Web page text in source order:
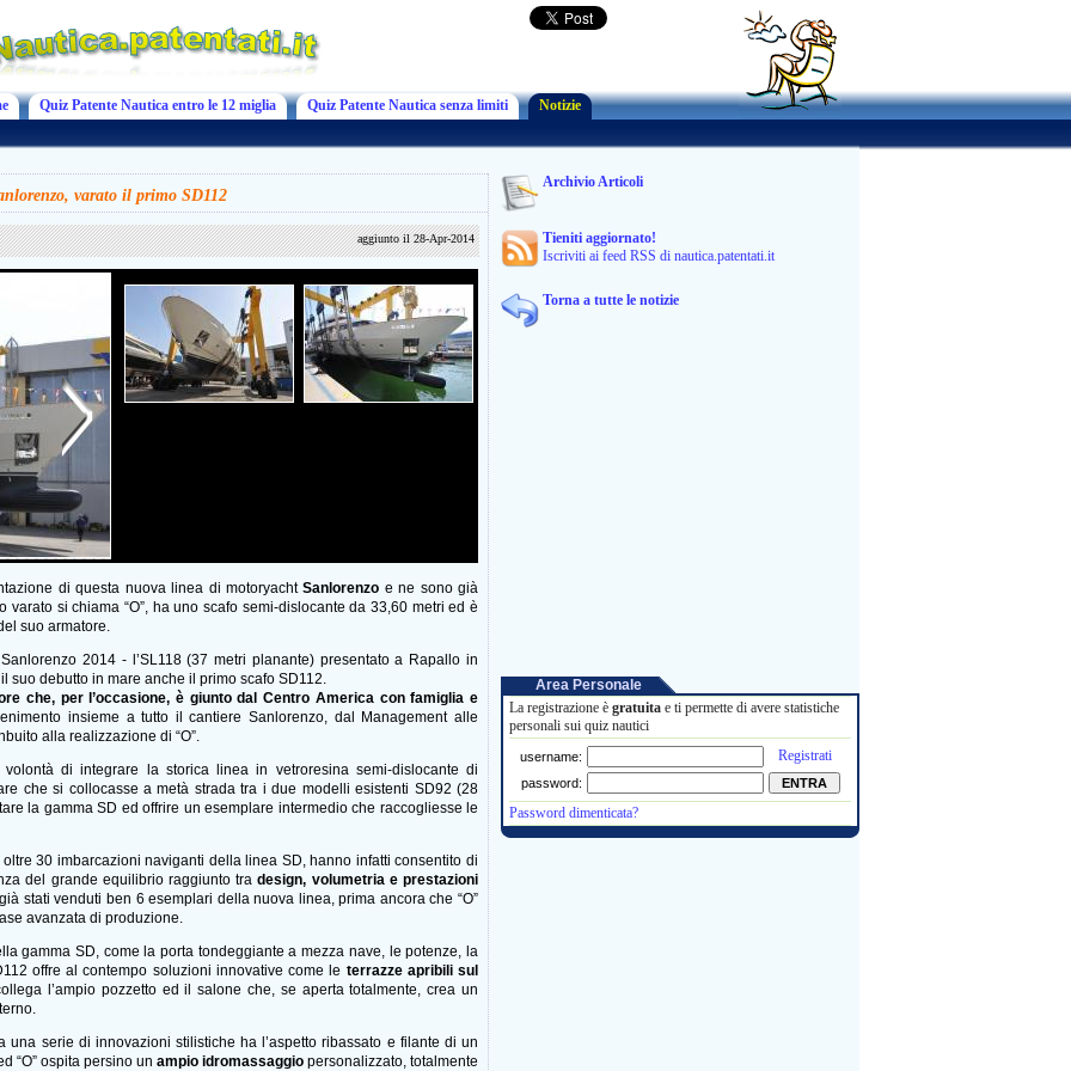
Quiz Patente Nautica entro le 12 miglia Quiz Patente Nautica senza limiti Notizie
Archivio Articoli
Tieniti aggiornato!
Iscriviti ai feed RSS di nautica.patentati.it
Torna a tutte le notizie
Area Personale
La registrazione è gratuita e ti permette di avere statistiche
personali sui quiz nautici
username: Registrati
password:
Password dimenticata?
varato il primo SD112
aggiunto il 28-Apr-2014
di questa nuova linea di motoryachtSanlorenzo e ne sono già
si chiama “O”, ha uno scafo semi-dislocante da 33,60 metri ed è
suo armatore.
2014 - l’SL118 (37 metri planante) presentato a Rapallo in
suo debutto in mare anche il primo scafo SD112.
che, per l’occasione, è giunto dal Centro America con famiglia e
insieme a tutto il cantiere Sanlorenzo, dal Management alle
alla realizzazione di “O”.
di integrare la storica linea in vetroresina semi-dislocante di
che si collocasse a metà strada tra i due modelli esistenti SD92 (28
la gamma SD ed offrire un esemplare intermedio che raccogliesse le
30 imbarcazioni naviganti della linea SD, hanno infatti consentito di
del grande equilibrio raggiunto tradesign, volumetria e prestazioni
stati venduti ben 6 esemplari della nuova linea, prima ancora che “O”
avanzata di produzione.
gamma SD, come la porta tondeggiante a mezza nave, le potenze, la
offre al contempo soluzioni innovative come le terrazze apribili sul
l’ampio pozzetto ed il salone che, se aperta totalmente, crea un
una serie di innovazioni stilistiche ha l’aspetto ribassato e filante di un
“O” ospita persino un ampio idromassaggio personalizzato, totalmente